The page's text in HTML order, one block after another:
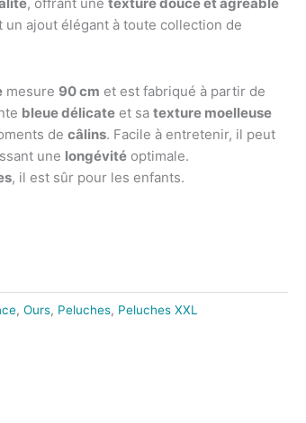
un ajout élégant à toute collection de
mesure90 cm et est fabriqué à partir de
bleue délicate et satexture moelleuse
decâlins. Facile à entretenir, il peut
une longévité optimale.
, il est sûr pour les enfants.
,Ours, Peluches, Peluches XXL